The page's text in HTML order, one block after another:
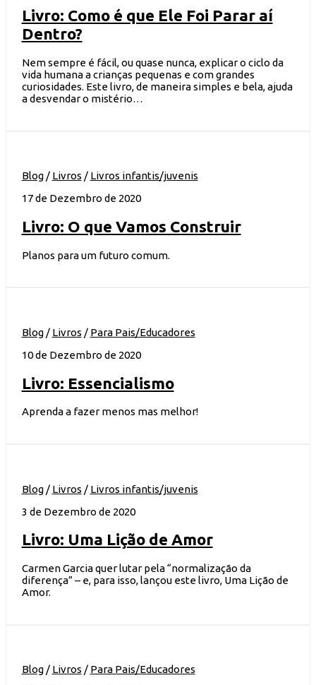
Livro: Como é que Ele Foi Parar aí
Dentro?
Nem sempre é fácil, ou quase nunca, explicar o ciclo da
vida humana a crianças pequenas e com grandes
curiosidades. Este livro, de maneira simples e bela, ajuda
a desvendar o mistério…
Blog/ Livros / Livros infantis/juvenis
17 de Dezembro de 2020
Livro: O que Vamos Construir
Planos para um futuro comum.
Blog/ Livros / Para Pais/Educadores
10 de Dezembro de 2020
Livro: Essencialismo
Aprenda a fazer menos mas melhor!
Blog/ Livros / Livros infantis/juvenis
3 de Dezembro de 2020
Livro: Uma Lição de Amor
Carmen Garcia quer lutar pela “normalização da
diferença” – e, para isso, lançou este livro, Uma Lição de
Amor.
Blog/ Livros / Para Pais/Educadores